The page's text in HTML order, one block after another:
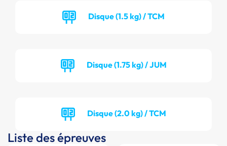
Disque (1.5 kg) / TCM
Disque (1.75 kg) / JUM
Disque (2.0 kg) / TCM
Liste des épreuves